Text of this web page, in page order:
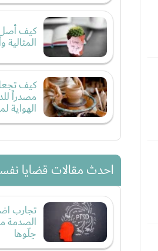
كيف أصل
كيف
مصدراً
الهواية
احدث مقالات قضايا
تجارب
الصدمة
حِلّوها